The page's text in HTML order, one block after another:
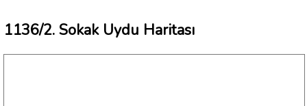
1136/2. Sokak Uydu Haritası